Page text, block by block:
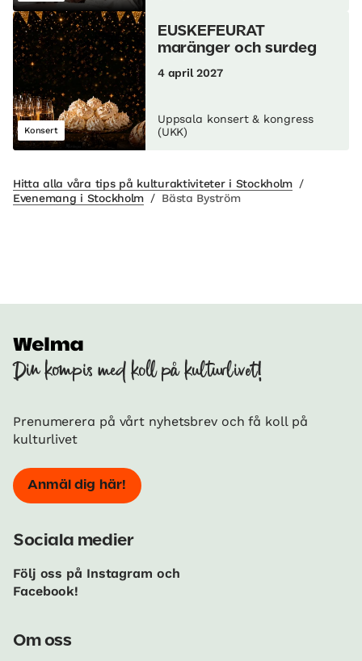
Konsert
EUSKEFEURAT
maränger och surdeg
4 april 2027
Uppsala konsert & kongress
(UKK)
Hitta alla våra tips på kulturaktiviteter i Stockholm /
Evenemang i Stockholm / Bästa Byström
Din kompis med koll på kulturlivet!
Prenumerera på vårt nyhetsbrev och få koll på
kulturlivet
Anmäl dig här!
Sociala medier
Följ oss på Instagram och
Facebook!
Om oss